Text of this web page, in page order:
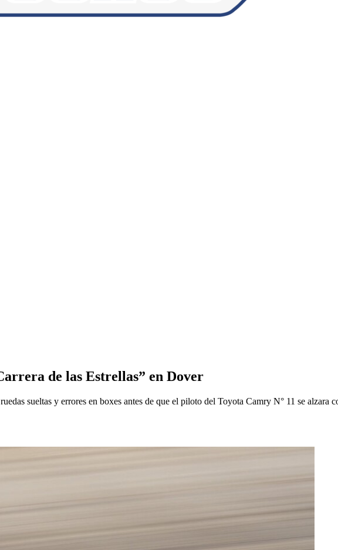
de las Estrellas” en Dover
sueltas y errores en boxes antes de que el piloto del Toyota Camry N° 11 se alzara